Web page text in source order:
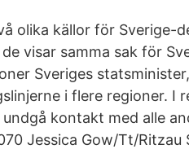
olika källor för Sverige-
visar samma sak för
Sveriges
i flere regioner. I
kontakt med alle
Jessica Gow/Tt/Ritzau